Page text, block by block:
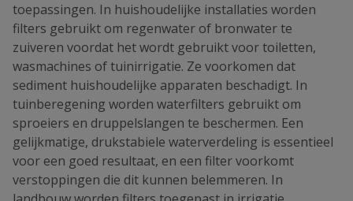
toepassingen. In huishoudelijke installaties worden
filters gebruikt om regenwater of bronwater te
zuiveren voordat het wordt gebruikt voor toiletten,
wasmachines of tuinirrigatie. Ze voorkomen dat
sediment huishoudelijke apparaten beschadigt. In
tuinberegening worden waterfilters gebruikt om
sproeiers en druppelslangen te beschermen. Een
gelijkmatige, drukstabiele waterverdeling is essentieel
voor een goed resultaat, en een filter voorkomt
verstoppingen die dit kunnen belemmeren. In